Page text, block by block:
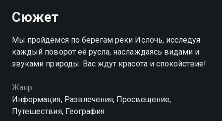
Сюжет
Мы пройдёмся по берегам реки Ислочь, исследуя
каждый поворот её русла, наслаждаясь видами и
звуками природы. Вас ждут красота и спокойствие!
Жанр
Информация, Развлечения, Просвещение,
Путешествия, География